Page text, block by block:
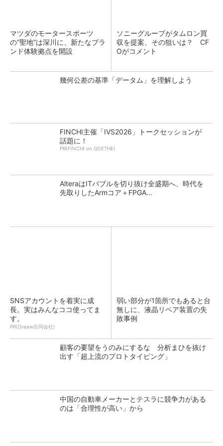
マツダのモータースポーツ
の“聖地”は深川に、新たなブラ
ンド体験拠点を開設
ソニーグループがタムロン買
収を提案、その狙いは？ CF
Oがコメント
幾何公差の基準「データム」を理解しよう
FINCHI主催「IVS2026」トークセッションが
話題に！
PR(FINCHI on GOETHE)
AlteraはITバブルを切り抜け全盛期へ、時代を
先取りしたArmコア＋FPGA...
SNSアカウントを着実に成
長。実はみんなココ使ってま
す。
PR(Dreaw合同会社)
弱い部分が1箇所でもあると台
無しに、液晶リペア装置の失
敗事例
顧客の要望をうのみにするな 分析まひを抜け
出す「超上流のプロトタイピング」
中国の自動車メーカーとテスラに競争力がある
のは「合理性が高い」から